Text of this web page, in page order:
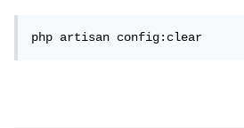
php artisan config:clear